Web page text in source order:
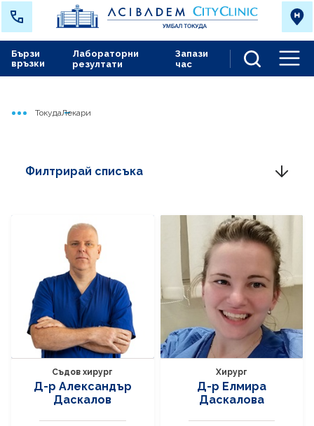
Лабораторни
резултати
Запази
час
Бързи
връзки
Начало
ТокудаЛекари
Филтрирай списъка
Съдов хирург
Д-р Александър
Даскалов
Хирург
Д-р Елмира
Даскалова